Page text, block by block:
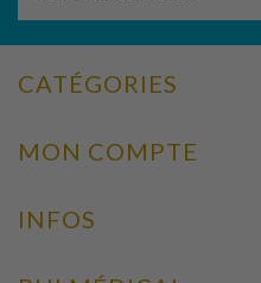
CATÉGORIES
MON COMPTE
INFOS